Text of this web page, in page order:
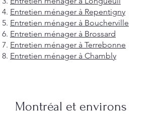
Entretien ménager à Repentigny
Entretien ménager à Boucherville
Entretien ménager à Brossard
Entretien ménager à Terrebonne
Entretien ménager à Chambly
Montréal et environs